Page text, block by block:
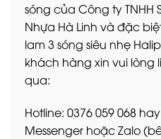
sóng của Công ty TNHH
Nhựa Hà Linh và đặc
lam 3 sóng siêu nhẹ
khách hàng xin vui lòng
qua:
Hotline: 0376 059 068
Messenger hoặc Zalo